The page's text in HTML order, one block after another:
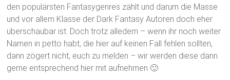
den populärsten Fantasygenres zählt und darum die Masse
und vor allem Klasse der Dark Fantasy Autoren doch eher
überschaubar ist. Doch trotz alledem – wenn ihr noch weiter
Namen in petto habt, die hier auf keinen Fall fehlen sollten,
dann zögert nicht, euch zu melden – wir werden diese dann
gerne entsprechend hier mit aufnehmen 🙂